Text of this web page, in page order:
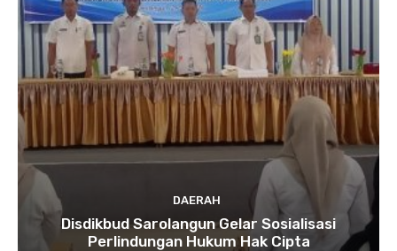
DAERAH
Disdikbud Sarolangun Gelar Sosialisasi
Perlindungan Hukum Hak Cipta